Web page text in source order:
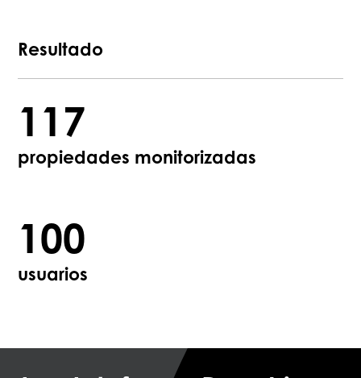
Resultado
117
propiedades monitorizadas
100
usuarios